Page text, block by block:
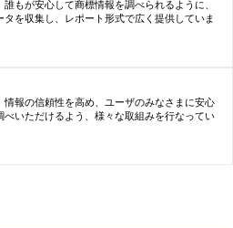
もが安心して商標情報を調べられるように、
タを収集し、レポート形式で広く提供していま
情報の信頼性を高め、ユーザのみなさまに安心
べいただけるよう、様々な取組みを行なってい